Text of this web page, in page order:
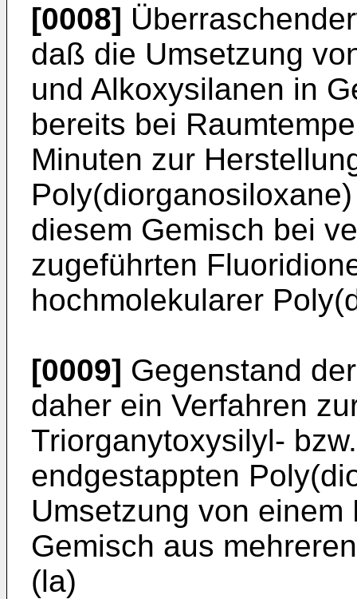
[0008]
daß die Umsetzung
und Alkoxysilanen in
bereits bei
Minuten zur
diesem Gemisch bei
zugeführten
hochmolekularer
[0009] Gegenstand
daher ein Verfahren
Triorganytoxysilyl-
endgestappten
Umsetzung von
Gemisch aus
(la)